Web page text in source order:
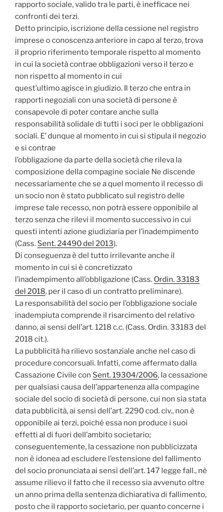
rapporto sociale, valido tra le parti, è inefficace nei
confronti dei terzi.
Detto principio, iscrizione della cessione nel registro
imprese o conoscenza anteriore in capo al terzo, trova
il proprio riferimento temporale rispetto al momento
in cui la società contrae obbligazioni verso il terzo e
non rispetto al momento in cui
quest’ultimo agisce in giudizio. Il terzo che entra in
rapporti negoziali con una società di persone è
consapevole di poter contare anche sulla
responsabilità solidale di tutti i soci per le obbligazioni
sociali. E’ dunque al momento in cui si stipula il negozio
e si contrae
l’obbligazione da parte della società che rileva la
composizione della compagine sociale Ne discende
necessariamente che se a quel momento il recesso di
un socio non è stato pubblicato sul registro delle
imprese tale recesso, non potrà essere opponibile al
terzo senza che rilevi il momento successivo in cui
questi intenti azione giudiziaria per l’inadempimento
(Cass. Sent. 24490 del 2013).
Di conseguenza è del tutto irrilevante anche il
momento in cui si è concretizzato
l’inadempimento all’obbligazione (Cass. Ordin. 33183
del 2018, per il caso di un contratto preliminare).
La responsabilità del socio per l’obbligazione sociale
inadempiuta comprende il risarcimento del relativo
danno, ai sensi dell’art. 1218 c.c. (Cass. Ordin. 33183 del
2018 cit.).
La pubblicità ha rilievo sostanziale anche nel caso di
procedure concorsuali. Infatti, come affermato dalla
Cassazione Civile con Sent. 19304/2006, la cessazione
per qualsiasi causa dell’appartenenza alla compagine
sociale del socio di società di persone, cui non sia stata
data pubblicità, ai sensi dell’art. 2290 cod. civ., non è
opponibile ai terzi, poiché essa non produce i suoi
effetti al di fuori dell’ambito societario;
conseguentemente, la cessazione non pubblicizzata
non è idonea ad escludere l’estensione del fallimento
del socio pronunciata ai sensi dell’art. 147 legge fall., nè
assume rilievo il fatto che il recesso sia avvenuto oltre
un anno prima della sentenza dichiarativa di fallimento,
posto che il rapporto societario, per quanto concerne i